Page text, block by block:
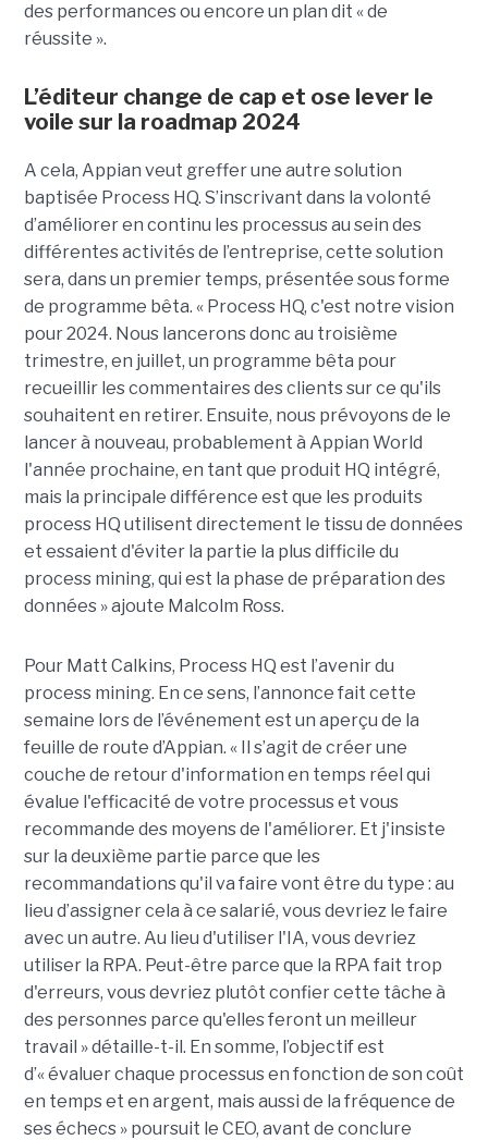
des performances ou encore un plan dit « de
réussite ».
L’éditeur change de cap et ose lever le
voile sur la roadmap 2024
A cela, Appian veut greffer une autre solution
baptisée Process HQ. S’inscrivant dans la volonté
d’améliorer en continu les processus au sein des
différentes activités de l’entreprise, cette solution
sera, dans un premier temps, présentée sous forme
de programme bêta. « Process HQ, c'est notre vision
pour 2024. Nous lancerons donc au troisième
trimestre, en juillet, un programme bêta pour
recueillir les commentaires des clients sur ce qu'ils
souhaitent en retirer. Ensuite, nous prévoyons de le
lancer à nouveau, probablement à Appian World
l'année prochaine, en tant que produit HQ intégré,
mais la principale différence est que les produits
process HQ utilisent directement le tissu de données
et essaient d'éviter la partie la plus difficile du
process mining, qui est la phase de préparation des
données » ajoute Malcolm Ross.
Pour Matt Calkins, Process HQ est l’avenir du
process mining. En ce sens, l’annonce fait cette
semaine lors de l’événement est un aperçu de la
feuille de route d’Appian. « Il s’agit de créer une
couche de retour d'information en temps réel qui
évalue l'efficacité de votre processus et vous
recommande des moyens de l'améliorer. Et j'insiste
sur la deuxième partie parce que les
recommandations qu'il va faire vont être du type : au
lieu d’assigner cela à ce salarié, vous devriez le faire
avec un autre. Au lieu d'utiliser l'IA, vous devriez
utiliser la RPA. Peut-être parce que la RPA fait trop
d'erreurs, vous devriez plutôt confier cette tâche à
des personnes parce qu'elles feront un meilleur
travail » détaille-t-il. En somme, l’objectif est
d’« évaluer chaque processus en fonction de son coût
en temps et en argent, mais aussi de la fréquence de
ses échecs » poursuit le CEO, avant de conclure